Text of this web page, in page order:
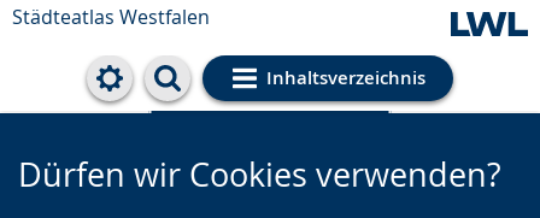
Städteatlas Westfalen
Inhaltsverzeichnis
Cookie-Einstellungen
Dürfen wir Cookies verwenden?